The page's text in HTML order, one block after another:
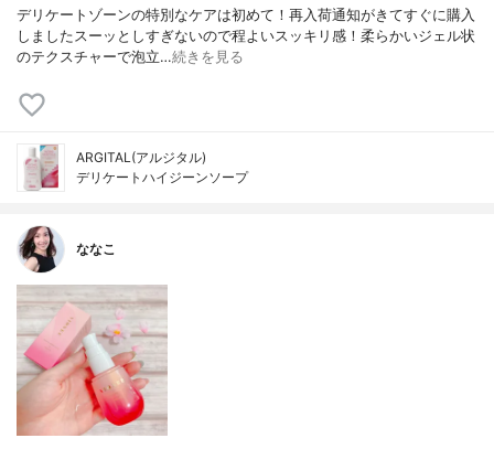
デリケートゾーンの特別なケアは初めて！ 再入荷通知がきてすぐに購入
しました スーッとしすぎないので程よいスッキリ感！ 柔らかいジェル状
のテクスチャーで泡立…続きを見る
ARGITAL(アルジタル)
デリケートハイジーンソープ
ななこ